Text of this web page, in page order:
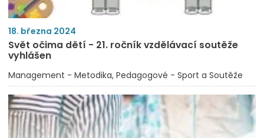
18. března 2024
Svět očima dětí - 21. ročník vzdělávací soutěže
vyhlášen
Management - Metodika Pedagogové - Sport a Soutěže